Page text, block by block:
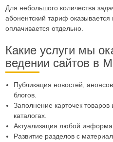
Для небольшого количества
абонентский тариф
оплачивается отдельно.
Какие услуги мы
ведении сайтов в
Публикация новостей,
блогов.
Заполнение карточек товаров
каталогах.
Актуализация любой
Развитие разделов с